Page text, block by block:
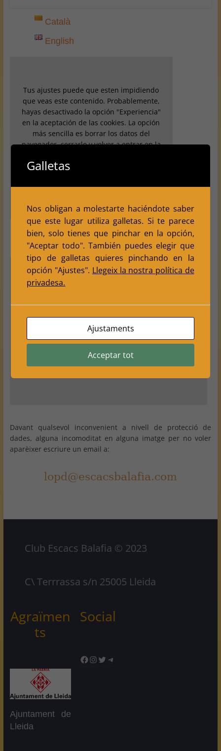
Català
English
Tus ajustes puede que esten impidiendo
que veas este contenido. Probablemente,
hayas desactivado la opción "Experiencia"
en la aceptación de las cookies. La opción
más sencilla es borrar los datos del
navegador, cerrarlo y volver a entrar en la
este contenido. Probablemente, hayas desactivado la
opción "Experiencia" en la aceptación de las cookies.
La opción más sencilla es borrar los datos del
navegador, cerrarlo y volver a entrar en la página.
Revisa tus ajustes
Davant qualsevol inconvenient a nivell de protecció de
dades, alguna incomoditat en alguna imatge per no voler
aparèixer escriure un email a:
Club Escacs Balafia © 2023
C\ Terrrassa s/n 25005 Lleida
Agraïmen
ts
Ajuntament de
Lleida
Social
Facebook
Instagram
TwitterTelegram
Galletas
Nos obligan a molestarte haciéndote saber
que este lugar utiliza galletas. Si te parece
bien, solo tienes que pinchar en la opción,
"Aceptar todo". También puedes elegir que
tipo de galletas quieres pinchando en la
opción "Ajustes". Llegeix la nostra política de
privadesa.
Ajustaments
Acceptar tot